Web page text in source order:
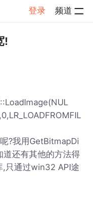
登录 频道
!
?我用GetBitmapDi
还有其他的方法得
,只通过win32 API途